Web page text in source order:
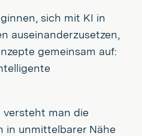
sich mit KI in
auseinanderzusetzen,
gemeinsam auf:
man die
in unmittelbarer Nähe